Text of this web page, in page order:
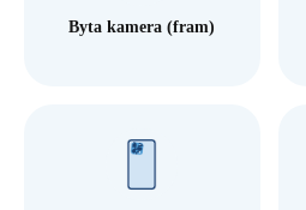
Byta kamera (fram)